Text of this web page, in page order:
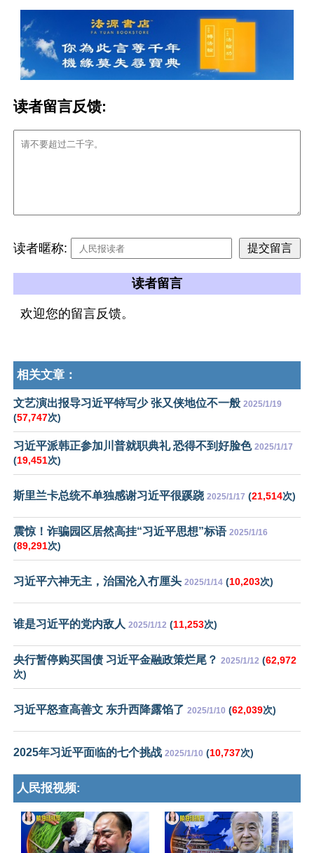
读者留言反馈:
读者暱称:
读者留言
欢迎您的留言反馈。
相关文章：
文艺演出报导习近平特写少 张又侠地位不一般 2025/1/19
(57,747次)
习近平派韩正参加川普就职典礼 恐得不到好脸色 2025/1/17
(19,451次)
斯里兰卡总统不单独感谢习近平很蹊跷 2025/1/17 (21,514次)
震惊！诈骗园区居然高挂“习近平思想”标语 2025/1/16
(89,291次)
习近平六神无主，治国沦入冇厘头 2025/1/14 (10,203次)
谁是习近平的党内敌人 2025/1/12 (11,253次)
央行暂停购买国债 习近平金融政策烂尾？ 2025/1/12 (62,972
次)
习近平怒查高善文 东升西降露馅了 2025/1/10 (62,039次)
2025年习近平面临的七个挑战 2025/1/10 (10,737次)
人民报视频: